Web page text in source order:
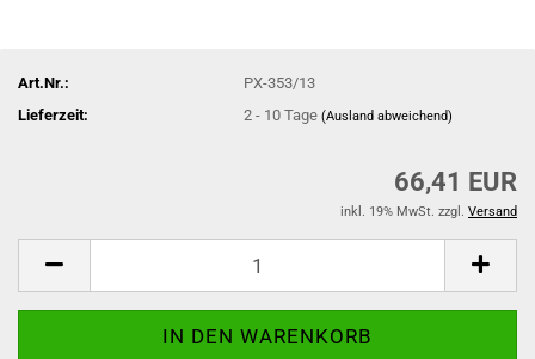
Art.Nr.:
PX-353/13
Lieferzeit:
2 - 10 Tage(Ausland abweichend)
66,41 EUR
inkl. 19% MwSt. zzgl. Versand